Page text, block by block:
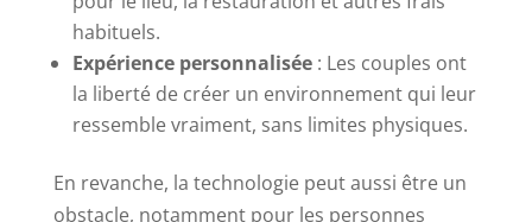
habituels.
Expérience personnalisée: Les couples ont
la liberté de créer un environnement qui leur
ressemble vraiment, sans limites physiques.
En revanche, la technologie peut aussi être un
obstacle, notamment pour les personnes